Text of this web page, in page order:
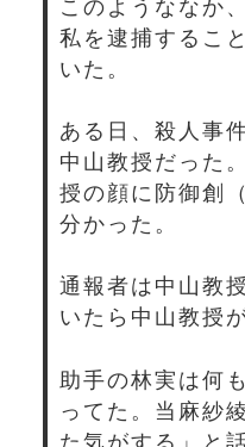
このようななか
私を逮捕するこ
いた。
ある日、殺人事
中山教授だった
授の顔に防御創
分かった。
通報者は中山教
いたら中山教授
助手の林実は何
ってた。当麻紗
た気がする」と